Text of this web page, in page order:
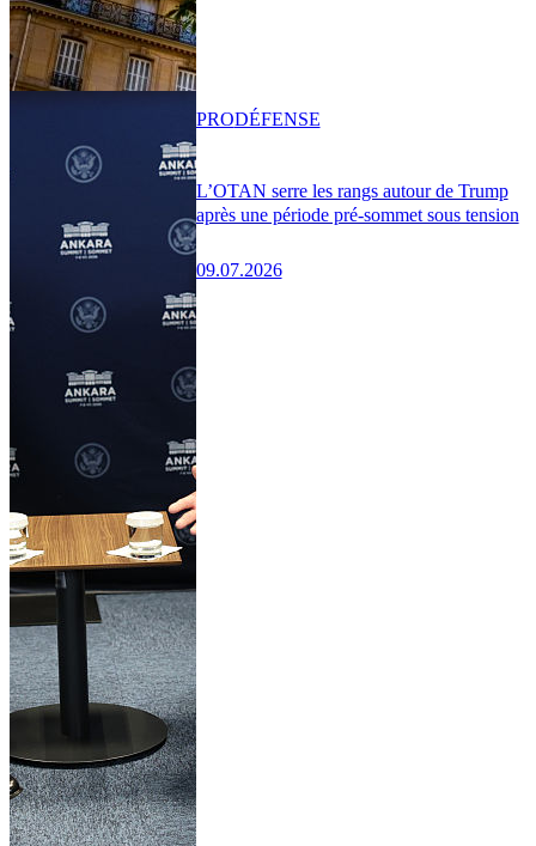
L’OTAN serre les rangs autour de Trump
après une période pré-sommet sous tension
09.07.2026
PRODÉFENSE